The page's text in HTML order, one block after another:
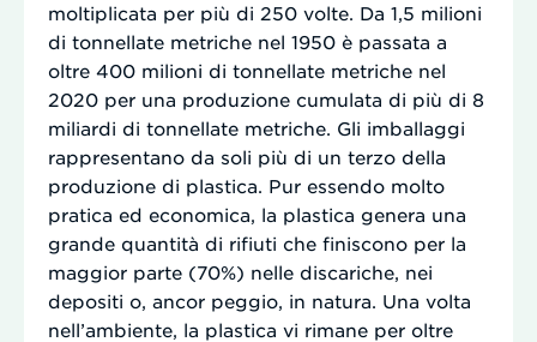
moltiplicata per più di 250 volte. Da 1,5 milioni
di tonnellate metriche nel 1950 è passata a
oltre 400 milioni di tonnellate metriche nel
2020 per una produzione cumulata di più di 8
miliardi di tonnellate metriche. Gli imballaggi
rappresentano da soli più di un terzo della
produzione di plastica. Pur essendo molto
pratica ed economica, la plastica genera una
grande quantità di rifiuti che finiscono per la
maggior parte (70%) nelle discariche, nei
depositi o, ancor peggio, in natura. Una volta
nell’ambiente, la plastica vi rimane per oltre